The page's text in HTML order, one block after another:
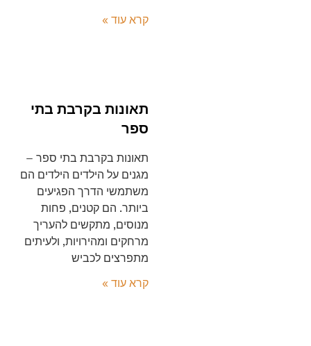
תאונות בקרבת בתי
תאונות בקרבת בתי ספר –
מגנים על הילדים הילדים הם
משתמשי הדרך הפגיעים
ביותר. הם קטנים, פחות
מנוסים, מתקשים להעריך
מרחקים ומהירויות, ולעיתים
מתפרצים לכביש